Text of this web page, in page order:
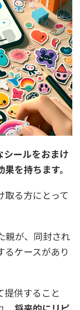
シールをおまけ
を持ちます。
取る方にとって
親が、同封され
るケースがあり
提供すること